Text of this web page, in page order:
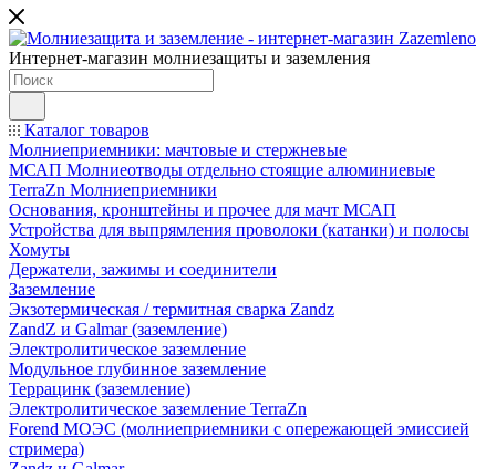
Интернет-магазин молниезащиты и заземления
Каталог товаров
Молниеприемники: мачтовые и стержневые
МСАП Молниеотводы отдельно стоящие алюминиевые
TerraZn Молниеприемники
Основания, кронштейны и прочее для мачт МСАП
Устройства для выпрямления проволоки (катанки) и полосы
Хомуты
Держатели, зажимы и соединители
Заземление
Экзотермическая / термитная сварка Zandz
ZandZ и Galmar (заземление)
Электролитическое заземление
Модульное глубинное заземление
Террацинк (заземление)
Электролитическое заземление TerraZn
Forend МОЭС (молниеприемники с опережающей эмиссией
стримера)